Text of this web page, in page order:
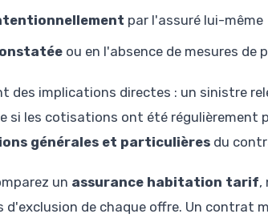
par l'assuré lui-même
ou en l'absence de mesures de
des implications directes : un sinistre
si les cotisations ont été régulièrement
générales et particulièresdu
un assurance habitation tarif,
d'exclusion de chaque offre. Un contrat